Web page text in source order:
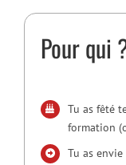
Pour qui
Tu as fêté
formation
Tu as